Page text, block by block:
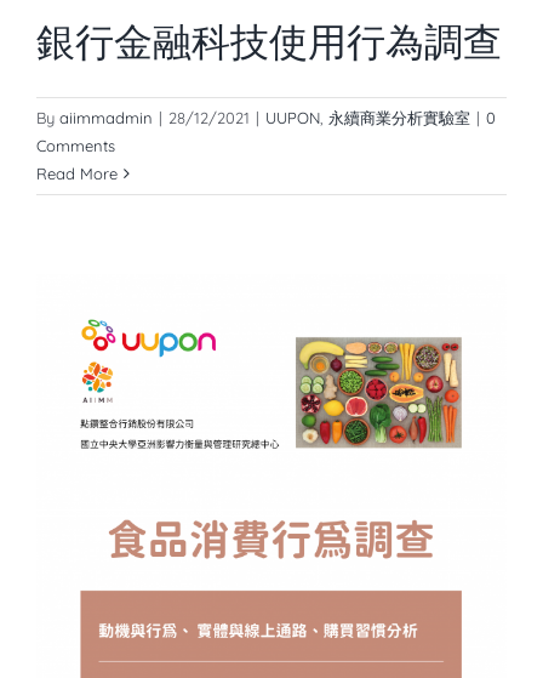
銀行金融科技使用行為調查
By aiimmadmin | 28/12/2021 | UUPON 永續商業分析實驗室 | 0
Comments
Read More